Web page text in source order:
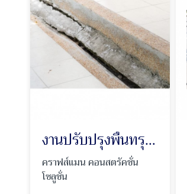
งานปรับปรุงพื้นทรุด ถนนทรุด โครงสร้างทรุด
คราฟส์แมน คอนสตรัคชั่น
โซลูชั่น